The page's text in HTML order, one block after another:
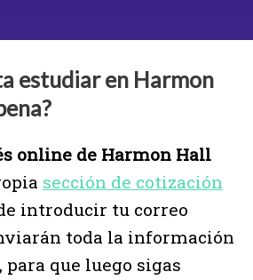
estudiar en Harmon
online de Harmon Hall
sección de cotización
introducir tu correo
toda la información
para que luego sigas